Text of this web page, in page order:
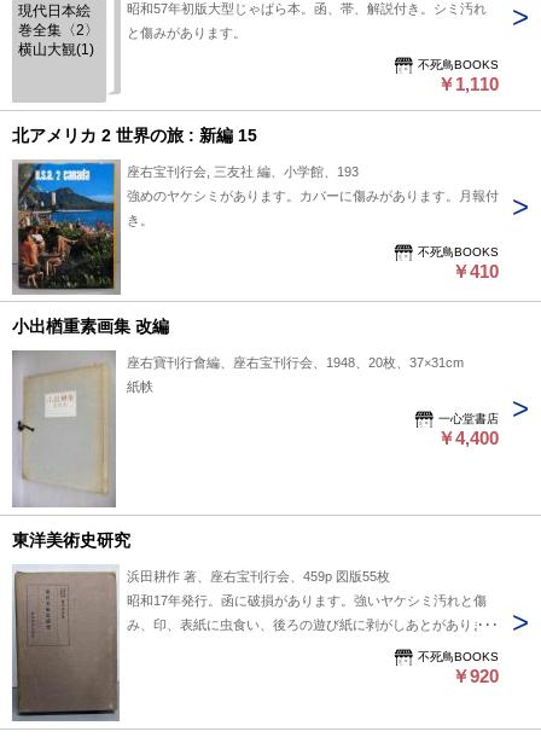
現代日本絵
巻全集〈2〉
横山大観(1)
昭和57年初版大型じゃばら本。函、帯、解説付き。シミ汚れ
と傷みがあります。
不死鳥BOOKS
￥1,110
北アメリカ 2 世界の旅 : 新編 15
座右宝刊行会, 三友社 編、小学館、193
強めのヤケシミがあります。カバーに傷みがあります。月報付
き。
不死鳥BOOKS
￥410
小出楢重素画集 改編
座右寶刊行會編、座右宝刊行会、1948、20枚、37×31cm
紙帙
一心堂書店
￥4,400
東洋美術史研究
浜田耕作 著、座右宝刊行会、459p 図版55枚
昭和17年発行。函に破損があります。強いヤケシミ汚れと傷
み、印、表紙に虫食い、後ろの遊び紙に剥がしあとがありま
不死鳥BOOKS
￥920